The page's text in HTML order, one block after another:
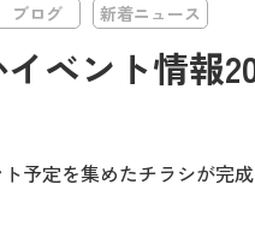
ベント情報
ブログ 新着ニュース
予定を集めたチラシが完